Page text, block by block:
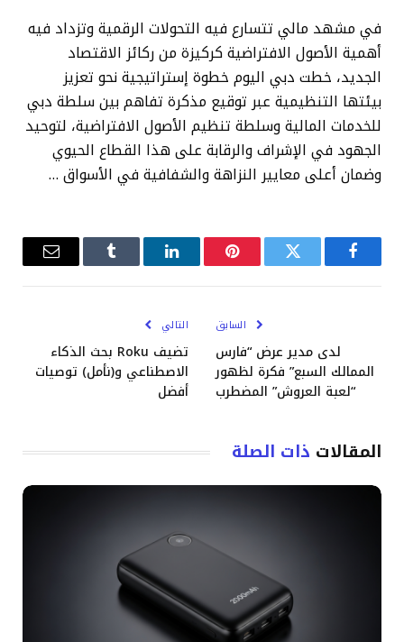
في مشهد مالي تتسارع فيه التحولات الرقمية وتزداد فيه
أهمية الأصول الافتراضية كركيزة من ركائز الاقتصاد
الجديد، خطت دبي اليوم خطوة إستراتيجية نحو تعزيز
بيئتها التنظيمية عبر توقيع مذكرة تفاهم بين سلطة دبي
للخدمات المالية وسلطة تنظيم الأصول الافتراضية، لتوحيد
الجهود في الإشراف والرقابة على هذا القطاع الحيوي
وضمان أعلى معايير النزاهة والشفافية في الأسواق …
فيسبوكتويتر بينتيريستلينكدإن Tumblrالبريد
السابق
لدى مدير عرض “فارس
الممالك السبع” فكرة لظهور
“لعبة العروش” المضطرب
التالي
تضيف Roku بحث الذكاء
الاصطناعي و(نأمل) توصيات
أفضل
المقالات ذات الصلة